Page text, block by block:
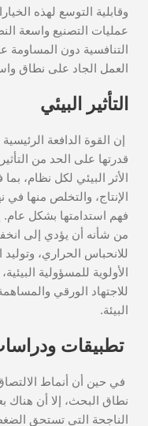
وقابلية التوسع لهذه
عمليات التصنيع واسعة
التنافسية دون
العمل الجاد على نطاق
التأثير البيئي
إن القوة الدافعة
قدرتها على الحد من
الأثر البيئي لكل نظام،
الإنتاج، والتخلص منها
فهم استدامتها بشكل عام.
من شأنه أن يؤدي إلى
للانحباس الحراري،
الأولوية للمسؤولية
للاجتهاد الورقي
البيئة.
تطبيقات
في حين أن أنماط
نطاق البحث، إلا أن هناك
الناجحة التي تستحق